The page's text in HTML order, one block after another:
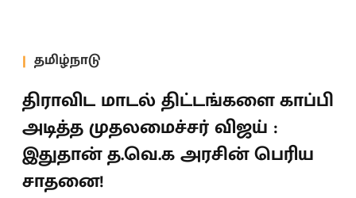
தமிழ்நாடு
திராவிட மாடல் திட்டங்களை காப்பி
அடித்த முதலமைச்சர் விஜய் :
இதுதான் த.வெ.க அரசின் பெரிய
சாதனை!